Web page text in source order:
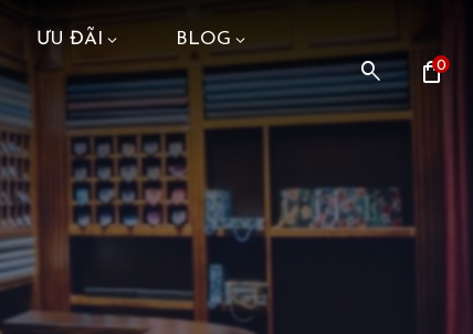
ƯU ĐÃI BLOG
search shopping_bag
0